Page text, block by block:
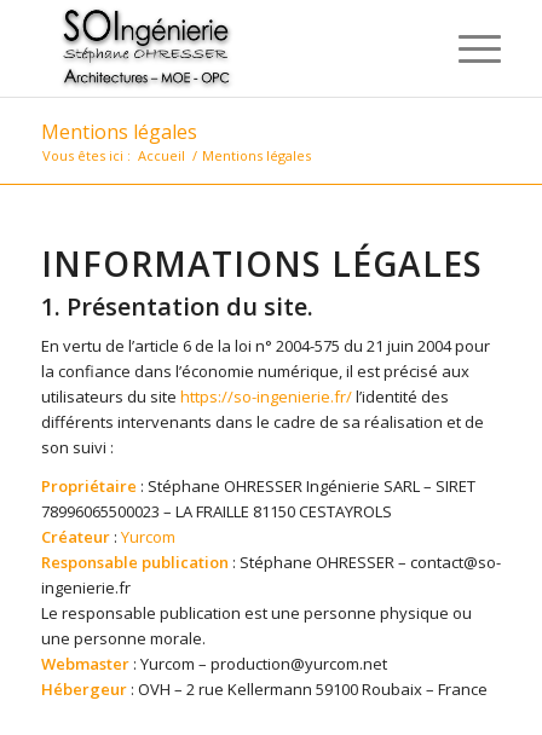
Mentions légales
Vous êtes ici : Accueil / Mentions légales
INFORMATIONS LÉGALES
1. Présentation du site.
En vertu de l’article 6 de la loi n° 2004-575 du 21 juin 2004 pour
la confiance dans l’économie numérique, il est précisé aux
utilisateurs du site https://so-ingenierie.fr/l’identité des
différents intervenants dans le cadre de sa réalisation et de
son suivi :
Propriétaire : Stéphane OHRESSER Ingénierie SARL – SIRET
78996065500023 – LA FRAILLE 81150 CESTAYROLS
Créateur: Yurcom
Responsable publication : Stéphane OHRESSER – contact@so-
ingenierie.fr
Le responsable publication est une personne physique ou
une personne morale.
Webmaster: Yurcom – production@yurcom.net
Hébergeur: OVH – 2 rue Kellermann 59100 Roubaix – France